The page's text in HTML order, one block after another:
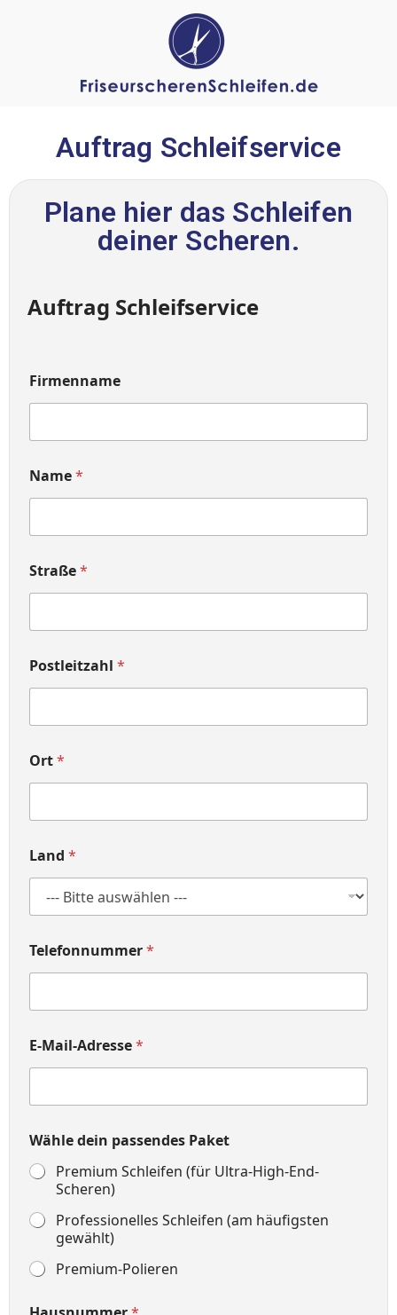
Auftrag Schleifservice
Plane hier das Schleifen
deiner Scheren.
Auftrag Schleifservice
Firmenname
Name*
Straße*
Postleitzahl *
Ort*
Land *
Telefonnummer*
E-Mail-Adresse*
Wähle dein passendes Paket
Premium Schleifen (für Ultra-High-End-
Scheren)
Professionelles Schleifen (am häufigsten
gewählt)
Premium-Polieren